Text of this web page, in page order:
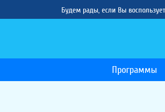
Будем рады, если Вы
Программы